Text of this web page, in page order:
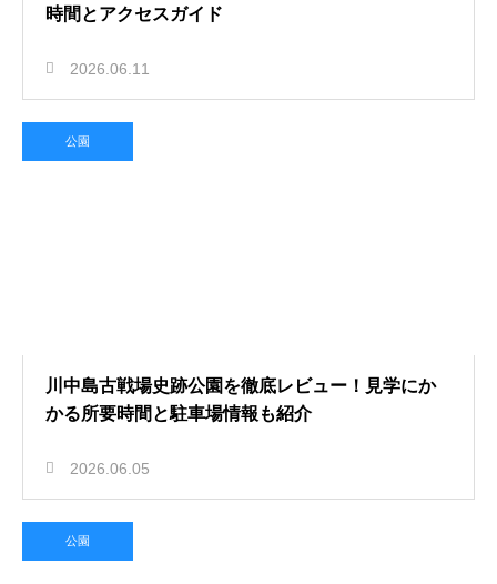
時間とアクセスガイド
2026.06.11
公園
川中島古戦場史跡公園を徹底レビュー！見学にか
かる所要時間と駐車場情報も紹介
2026.06.05
公園